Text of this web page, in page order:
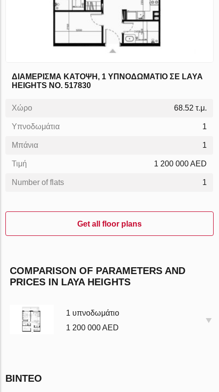
ΔΙΑΜΈΡΙΣΜΑ ΚΆΤΟΨΗ, 1 ΥΠΝΟΔΩΜΆΤΙΟ ΣΕ LAYA
HEIGHTS NO. 517830
Χώρο 68.52 τ.μ.
Υπνοδωμάτια 1
Μπάνια 1
Τιμή 1 200 000 AED
Number of flats 1
Get all floor plans
COMPARISON OF PARAMETERS AND
PRICES IN LAYA HEIGHTS
1 υπνοδωμάτιο
1 200 000 AED
ΒΊΝΤΕΟ